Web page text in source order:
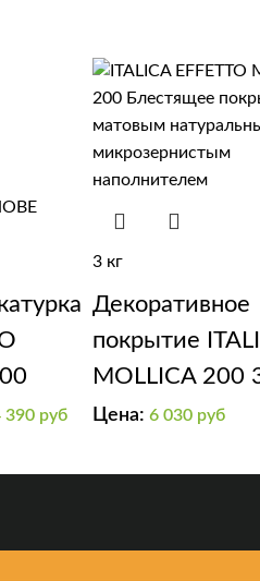
390 руб
3 кг
Декоративное
покрытие
MOLLICA 200
Цена: 6 030 руб